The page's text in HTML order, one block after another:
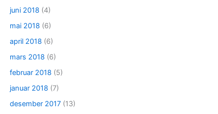
juni 2018 (4)
mai 2018 (6)
april 2018 (6)
mars 2018 (6)
februar 2018 (5)
januar 2018 (7)
desember 2017 (13)